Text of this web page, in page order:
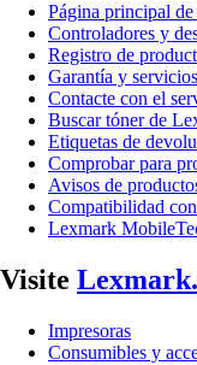
Página principal de
Controladores y
Registro de
Garantía y servicios
Contacte con el
Buscar tóner de
Etiquetas de
Comprobar para
Avisos de
Compatibilidad
Lexmark
Visite
Impresoras
Consumibles y